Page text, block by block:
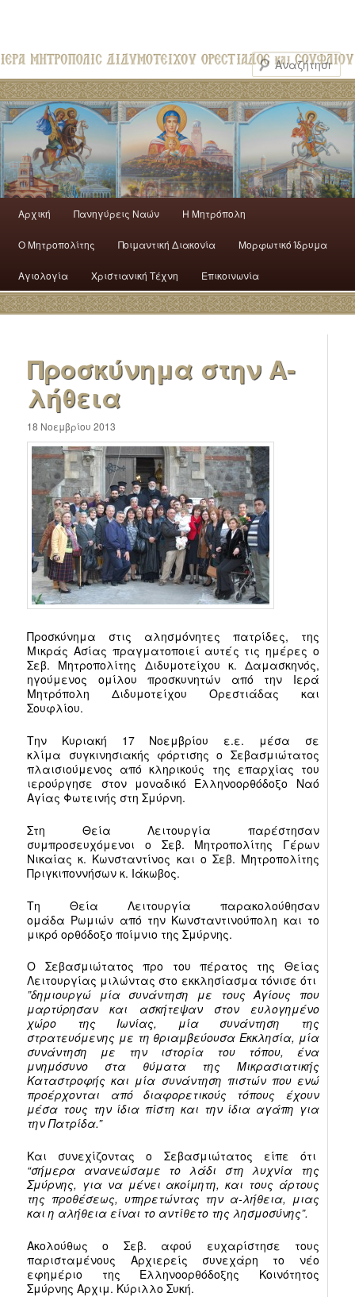
Αρχική Πανηγύρεις Ναών H Mητρόπολη
Ο Mητροπολίτης Ποιμαντική Διακονία Μορφωτικό Ίδρυμα
Αγιολογία Χριστιανική Τέχνη Επικοινωνία
Προσκύνημα στην Α-
λήθεια
18 Νοεμβρίου 2013
Προσκύνημα στις αλησμόνητες πατρίδες, της
Μικράς Ασίας πραγματοποιεί αυτές τις ημέρες ο
Σεβ. Μητροπολίτης Διδυμοτείχου κ. Δαμασκηνός,
ηγούμενος ομίλου προσκυνητών από την Ιερά
Μητρόπολη Διδυμοτείχου Ορεστιάδας και
Σουφλίου.
Την Κυριακή 17 Νοεμβρίου ε.ε. μέσα σε
κλίμα συγκινησιακής φόρτισης ο Σεβασμιώτατος
πλαισιούμενος από κληρικούς της επαρχίας του
ιερούργησε στον μοναδικό Ελληνοορθόδοξο Ναό
Αγίας Φωτεινής στη Σμύρνη.
Στη Θεία Λειτουργία παρέστησαν
συμπροσευχόμενοι ο Σεβ. Μητροπολίτης Γέρων
Νικαίας κ. Κωνσταντίνος και ο Σεβ. Μητροπολίτης
Πριγκιποννήσων κ. Ιάκωβος.
Τη Θεία Λειτουργία παρακολούθησαν
ομάδα Ρωμιών από την Κωνσταντινούπολη και το
μικρό ορθόδοξο ποίμνιο της Σμύρνης.
Ο Σεβασμιώτατος προ του πέρατος της Θείας
Λειτουργίας μιλώντας στο εκκλησίασμα τόνισε ότι
”δημιουργώ μία συνάντηση με τους Αγίους που
μαρτύρησαν και ασκήτεψαν στον ευλογημένο
χώρο της Ιωνίας, μία συνάντηση της
στρατευόμενης με τη θριαμβεύουσα Εκκλησία, μία
συνάντηση με την ιστορία του τόπου, ένα
μνημόσυνο στα θύματα της Μικρασιατικής
Καταστροφής και μία συνάντηση πιστών που ενώ
προέρχονται από διαφορετικούς τόπους έχουν
μέσα τους την ίδια πίστη και την ίδια αγάπη για
την Πατρίδα.”
Και συνεχίζοντας ο Σεβασμιώτατος είπε ότι
“σήμερα ανανεώσαμε το λάδι στη λυχνία της
Σμύρνης, για να μένει ακοίμητη, και τους άρτους
της προθέσεως, υπηρετώντας την α-λήθεια, μιας
και η αλήθεια είναι το αντίθετο της λησμοσύνης”.
Ακολούθως ο Σεβ. αφού ευχαρίστησε τους
παρισταμένους Αρχιερείς συνεχάρη το νέο
εφημέριο της Ελληνοορθόδοξης Κοινότητος
Σμύρνης Αρχιμ. Κύριλλο Συκή.